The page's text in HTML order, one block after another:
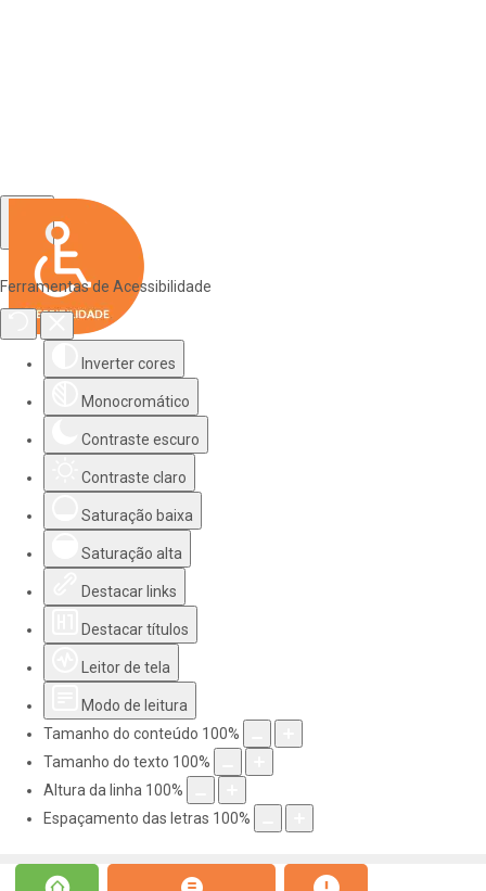
Ferramentas de Acessibilidade
Inverter cores
Monocromático
Contraste escuro
Contraste claro
Saturação baixa
Saturação alta
Destacar links
Destacar títulos
Leitor de tela
Modo de leitura
Tamanho do conteúdo 100%
Tamanho do texto 100%
Altura da linha 100%
Espaçamento das letras 100%